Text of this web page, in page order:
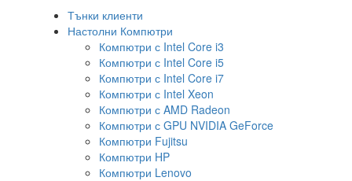
Тънки клиенти
Настолни Компютри
Компютри с Intel Core i3
Компютри с Intel Core i5
Компютри с Intel Core i7
Компютри с Intel Xeon
Компютри с AMD Radeon
Компютри с GPU NVIDIA GeForce
Компютри Fujitsu
Компютри HP
Компютри Lenovo